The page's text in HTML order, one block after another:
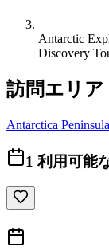
Antarctic
Discovery
訪問エリア
Antarctica Peninsula
1 利用可能